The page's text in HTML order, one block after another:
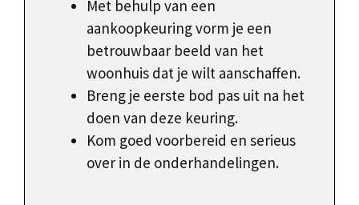
Met behulp van een
aankoopkeuring vorm je een
betrouwbaar beeld van het
woonhuis dat je wilt aanschaffen.
Breng je eerste bod pas uit na het
doen van deze keuring.
Kom goed voorbereid en serieus
over in de onderhandelingen.